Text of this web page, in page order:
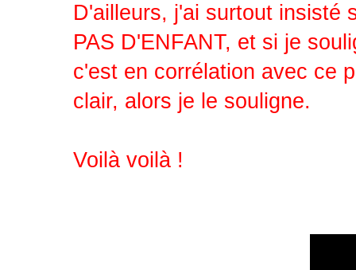
D'ailleurs, j'ai surtout insisté
PAS D'ENFANT, et si je
c'est en corrélation avec ce
clair, alors je le souligne.
Voilà voilà !